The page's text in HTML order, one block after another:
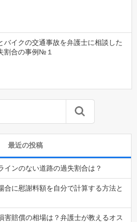
バイクの交通事故を弁護士に相談した
割合の事例№１
最近の投稿
インのない道路の過失割合は？
合に慰謝料額を自分で計算する方法と
害賠償の相場は？弁護士が教えるオス